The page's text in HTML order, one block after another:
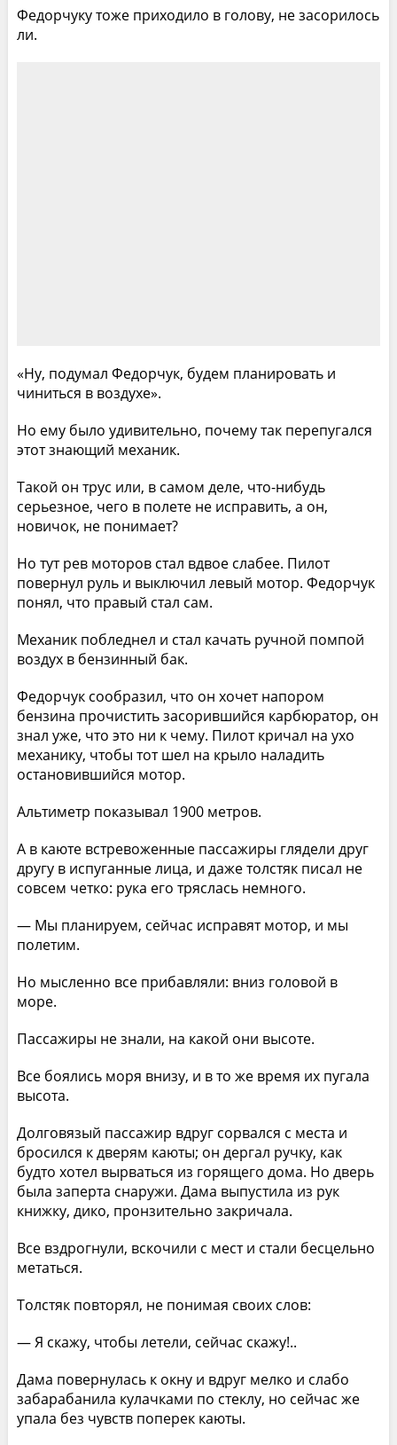
Федорчуку тоже приходило в голову, не засорилось
ли.
«Ну, подумал Федорчук, будем планировать и
чиниться в воздухе».
Но ему было удивительно, почему так перепугался
этот знающий механик.
Такой он трус или, в самом деле, что-нибудь
серьезное, чего в полете не исправить, а он,
новичок, не понимает?
Но тут рев моторов стал вдвое слабее. Пилот
повернул руль и выключил левый мотор. Федорчук
понял, что правый стал сам.
Механик побледнел и стал качать ручной помпой
воздух в бензинный бак.
Федорчук сообразил, что он хочет напором
бензина прочистить засорившийся карбюратор, он
знал уже, что это ни к чему. Пилот кричал на ухо
механику, чтобы тот шел на крыло наладить
остановившийся мотор.
Альтиметр показывал 1900 метров.
А в каюте встревоженные пассажиры глядели друг
другу в испуганные лица, и даже толстяк писал не
совсем четко: рука его тряслась немного.
— Мы планируем, сейчас исправят мотор, и мы
полетим.
Но мысленно все прибавляли: вниз головой в
море.
Пассажиры не знали, на какой они высоте.
Все боялись моря внизу, и в то же время их пугала
высота.
Долговязый пассажир вдруг сорвался с места и
бросился к дверям каюты; он дергал ручку, как
будто хотел вырваться из горящего дома. Но дверь
была заперта снаружи. Дама выпустила из рук
книжку, дико, пронзительно закричала.
Все вздрогнули, вскочили с мест и стали бесцельно
метаться.
Толстяк повторял, не понимая своих слов:
— Я скажу, чтобы летели, сейчас скажу!..
Дама повернулась к окну и вдруг мелко и слабо
забарабанила кулачками по стеклу, но сейчас же
упала без чувств поперек каюты.